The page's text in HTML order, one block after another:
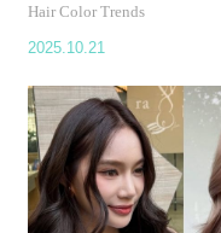
Hair Color Trends
2025.10.21